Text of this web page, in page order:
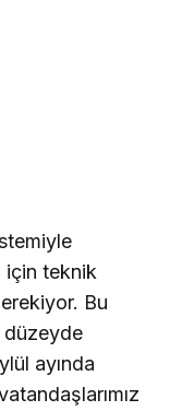
için teknik
Bu
düzeyde
ayında